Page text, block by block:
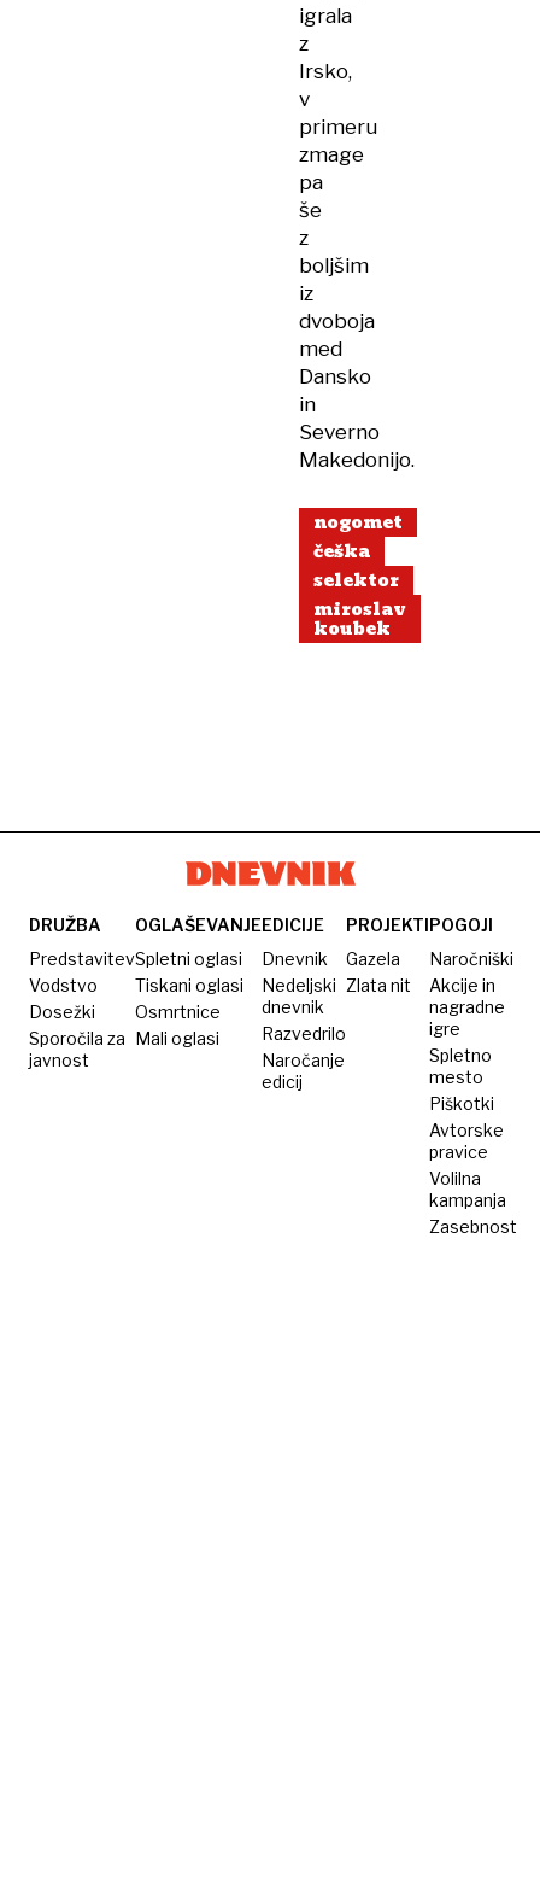
igrala
z
Irsko,
v
primeru
zmage
pa
še
z
boljšim
iz
dvoboja
med
Dansko
in
Severno
Makedonijo.
nogomet
češka
selektor
miroslav
koubek
DRUŽBA
Predstavitev
Vodstvo
Dosežki
Sporočila za
javnost
OGLAŠEVANJE
Spletni oglasi
Tiskani oglasi
Osmrtnice
Mali oglasi
EDICIJE
Dnevnik
Nedeljski
dnevnik
Razvedrilo
Naročanje
edicij
PROJEKTI
Gazela
Zlata nit
POGOJI
Naročniški
Akcije in
nagradne
igre
Spletno
mesto
Piškotki
Avtorske
pravice
Volilna
kampanja
Zasebnost